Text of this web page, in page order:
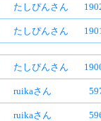
たしぴんさん
たしぴんさん
たしぴんさん
ruikaさん
ruikaさん